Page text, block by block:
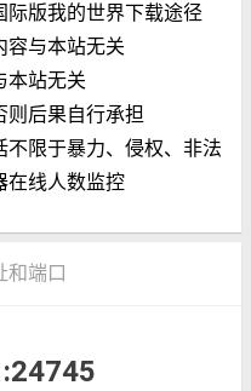
际版我的世界下载途径
容与本站无关
本站无关
则后果自行承担
限于暴力、侵权、非法
在线人数监控
和端口